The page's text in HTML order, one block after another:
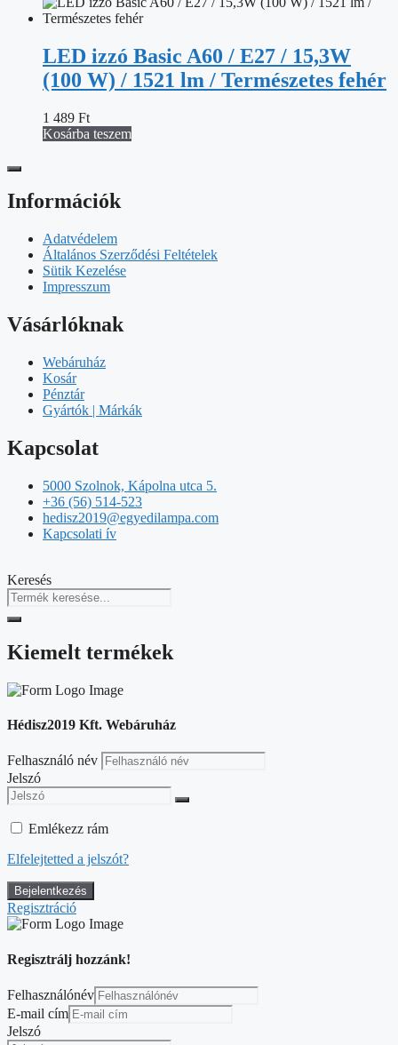
LED izzó Basic A60 / E27 / 15,3W
(100 W) / 1521 lm / Természetes fehér
1 489 Ft
Kosárba teszem
Információk
Adatvédelem
Általános Szerződési Feltételek
Sütik Kezelése
Impresszum
Vásárlóknak
Webáruház
Kosár
Pénztár
Gyártók | Márkák
Kapcsolat
5000 Szolnok, Kápolna utca 5.
+36 (56) 514-523
hedisz2019@egyedilampa.com
Kapcsolati ív
Keresés
Kiemelt termékek
Hédisz2019 Kft. Webáruház
Felhasználó név
Jelszó
Emlékezz rám
Elfelejtetted a jelszót?
Regisztráció
Regisztrálj hozzánk!
Felhasználónév
E-mail cím
Jelszó